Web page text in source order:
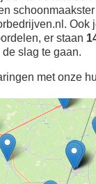
Ook
er staan
slag te gaan.
met onze
ervaringen
bij
buurt